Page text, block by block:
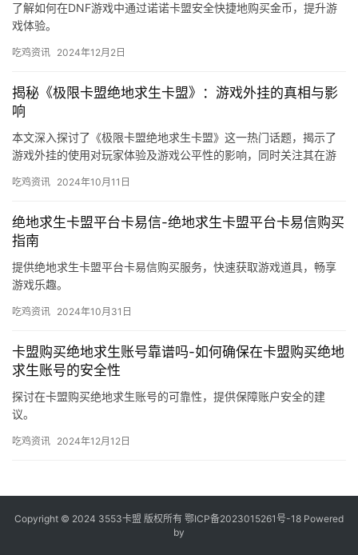
了解如何在DNF游戏中通过诺诺卡盟安全快捷地购买金币，提升游
戏体验。
吃鸡资讯 2024年12月2日
揭秘《极限卡盟绝地求生卡盟》：游戏外挂的真相与影
响
本文深入探讨了《极限卡盟绝地求生卡盟》这一热门话题，揭示了
游戏外挂的使用对玩家体验及游戏公平性的影响，同时关注其在游
吃鸡资讯 2024年10月11日
绝地求生卡盟平台卡易信-绝地求生卡盟平台卡易信购买
指南
提供绝地求生卡盟平台卡易信购买服务，快速获取游戏道具，畅享
游戏乐趣。
吃鸡资讯 2024年10月31日
卡盟购买绝地求生账号靠谱吗-如何确保在卡盟购买绝地
求生账号的安全性
探讨在卡盟购买绝地求生账号的可靠性，提供保障账户安全的建
议。
吃鸡资讯 2024年12月12日
Copyright © 2024 3553卡盟 版权所有 鄂ICP备2023015261号-18 Powered
by